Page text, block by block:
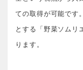
ての取得が可能です
とする「野菜ソムリ
ります。